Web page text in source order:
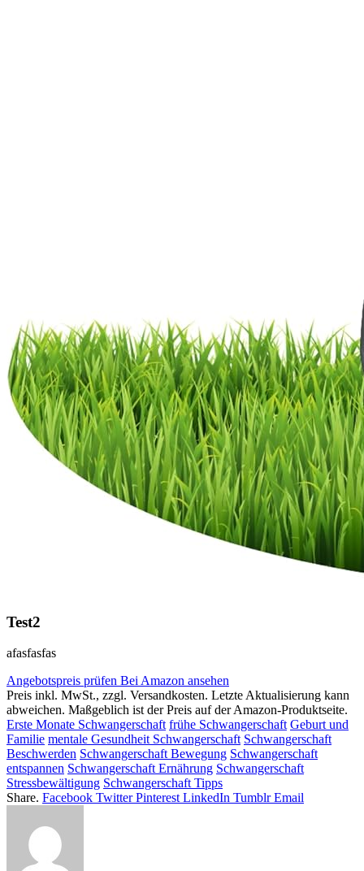
Test2
afasfasfas
Angebotspreis prüfen Bei Amazon ansehen
Preis inkl. MwSt., zzgl. Versandkosten. Letzte Aktualisierung kann
abweichen. Maßgeblich ist der Preis auf der Amazon-Produktseite.
Erste Monate Schwangerschaft frühe Schwangerschaft Geburt und
Familie mentale Gesundheit Schwangerschaft Schwangerschaft
Beschwerden Schwangerschaft Bewegung Schwangerschaft
entspannen Schwangerschaft Ernährung Schwangerschaft
Stressbewältigung Schwangerschaft Tipps
Share. Facebook Twitter Pinterest LinkedIn Tumblr Email